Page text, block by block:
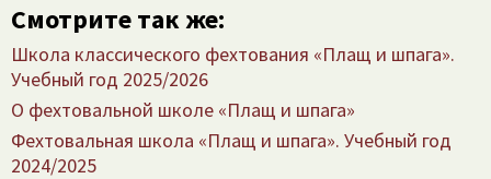
Смотрите так же:
Школа классического фехтования «Плащ и шпага».
Учебный год 2025/​2026
О фехтовальной школе «Плащ и шпага»
Фехтовальная школа «Плащ и шпага». Учебный год
2024/​2025